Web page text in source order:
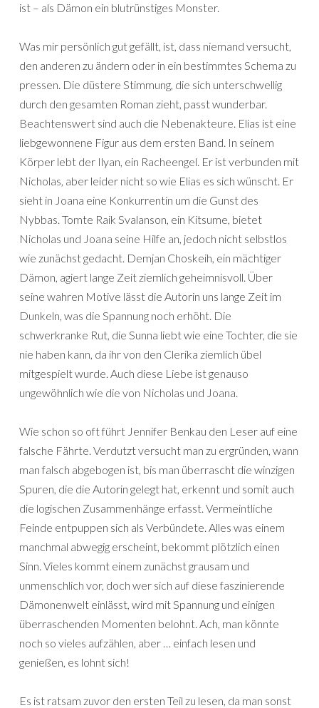
ist – als Dämon ein blutrünstiges Monster.
Was mir persönlich gut gefällt, ist, dass niemand versucht,
den anderen zu ändern oder in ein bestimmtes Schema zu
pressen. Die düstere Stimmung, die sich unterschwellig
durch den gesamten Roman zieht, passt wunderbar.
Beachtenswert sind auch die Nebenakteure. Elias ist eine
liebgewonnene Figur aus dem ersten Band. In seinem
Körper lebt der Ilyan, ein Racheengel. Er ist verbunden mit
Nicholas, aber leider nicht so wie Elias es sich wünscht. Er
sieht in Joana eine Konkurrentin um die Gunst des
Nybbas. Tomte Raik Svalanson, ein Kitsume, bietet
Nicholas und Joana seine Hilfe an, jedoch nicht selbstlos
wie zunächst gedacht. Demjan Choskeih, ein mächtiger
Dämon, agiert lange Zeit ziemlich geheimnisvoll. Über
seine wahren Motive lässt die Autorin uns lange Zeit im
Dunkeln, was die Spannung noch erhöht. Die
schwerkranke Rut, die Sunna liebt wie eine Tochter, die sie
nie haben kann, da ihr von den Clerika ziemlich übel
mitgespielt wurde. Auch diese Liebe ist genauso
ungewöhnlich wie die von Nicholas und Joana.
Wie schon so oft führt Jennifer Benkau den Leser auf eine
falsche Fährte. Verdutzt versucht man zu ergründen, wann
man falsch abgebogen ist, bis man überrascht die winzigen
Spuren, die die Autorin gelegt hat, erkennt und somit auch
die logischen Zusammenhänge erfasst. Vermeintliche
Feinde entpuppen sich als Verbündete. Alles was einem
manchmal abwegig erscheint, bekommt plötzlich einen
Sinn. Vieles kommt einem zunächst grausam und
unmenschlich vor, doch wer sich auf diese faszinierende
Dämonenwelt einlässt, wird mit Spannung und einigen
überraschenden Momenten belohnt. Ach, man könnte
noch so vieles aufzählen, aber … einfach lesen und
genießen, es lohnt sich!
Es ist ratsam zuvor den ersten Teil zu lesen, da man sonst